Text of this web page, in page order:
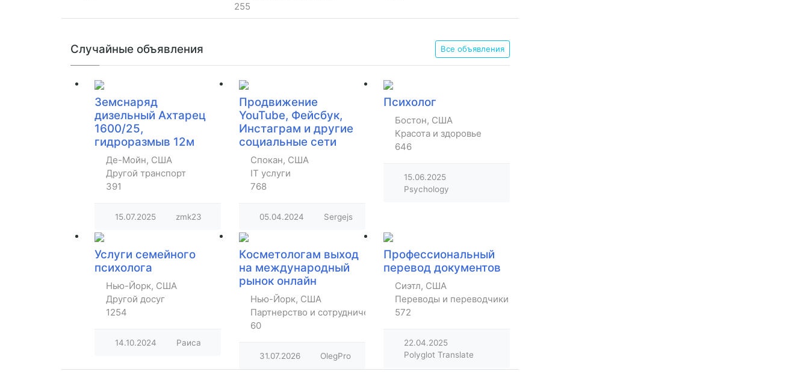
255
Случайные объявления Все объявления
Земснаряд
дизельный Ахтарец
1600/25,
гидроразмыв 12м
Де-Мойн, США
Другой транспорт
391
15.07.2025 zmk23
Продвижение
YouTube, Фейсбук,
Инстаграм и другие
социальные сети
Спокан, США
IT услуги
768
05.04.2024 Sergejs
Психолог
Бостон, США
Красота и здоровье
646
15.06.2025
Psychology
Услуги семейного
психолога
Нью-Йорк, США
Другой досуг
1254
14.10.2024 Раиса
Косметологам выход
на международный
рынок онлайн
Нью-Йорк, США
Партнерство и сотрудничество
60
31.07.2026 OlegPro
Профессиональный
перевод документов
Сиэтл, США
Переводы и переводчики
572
22.04.2025
Polyglot Translate